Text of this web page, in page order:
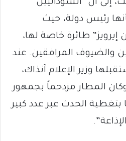
إلى أن “السودانيين
رئيس دولة، حيث
طائرة خاصة لها،
والضيوف المرافقين. عند
وزير الإعلام آنذاك،
المطار مزدحماً بجمهور
بتغطية الحدث عبر عدد كبير